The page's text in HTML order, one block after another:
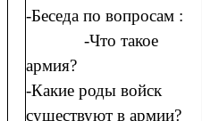
-Беседа по вопросам :
-Что такое
армия?
-Какие роды войск
существуют в армии?